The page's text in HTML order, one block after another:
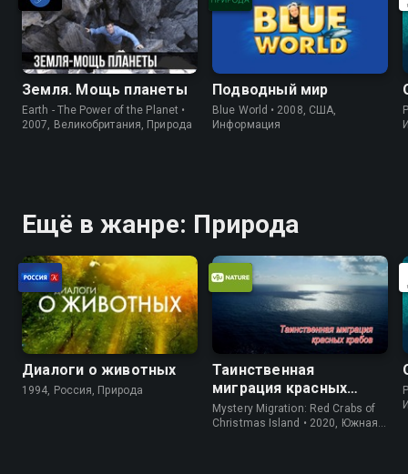
Земля. Мощь планеты
Earth - The Power of the Planet •
2007, Великобритания, Природа
Подводный мир
Blue World • 2008, США,
Информация
Ещё в жанре: Природа
Диалоги о животных
1994, Россия, Природа
Таинственная
миграция красных
крабов
Mystery Migration: Red Crabs of
Christmas Island • 2020, Южная